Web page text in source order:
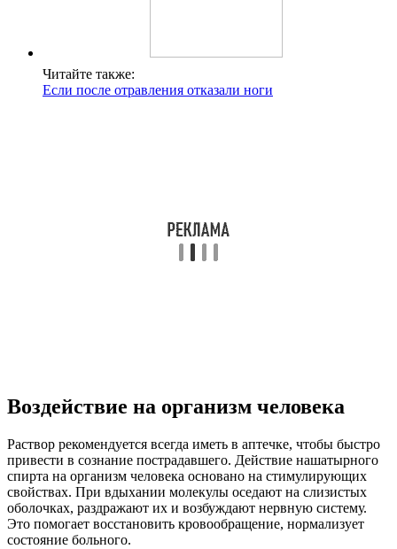
Читайте также:
Если после отравления отказали ноги
Воздействие на организм человека
Раствор рекомендуется всегда иметь в аптечке, чтобы быстро
привести в сознание пострадавшего. Действие нашатырного
спирта на организм человека основано на стимулирующих
свойствах. При вдыхании молекулы оседают на слизистых
оболочках, раздражают их и возбуждают нервную систему.
Это помогает восстановить кровообращение, нормализует
состояние больного.